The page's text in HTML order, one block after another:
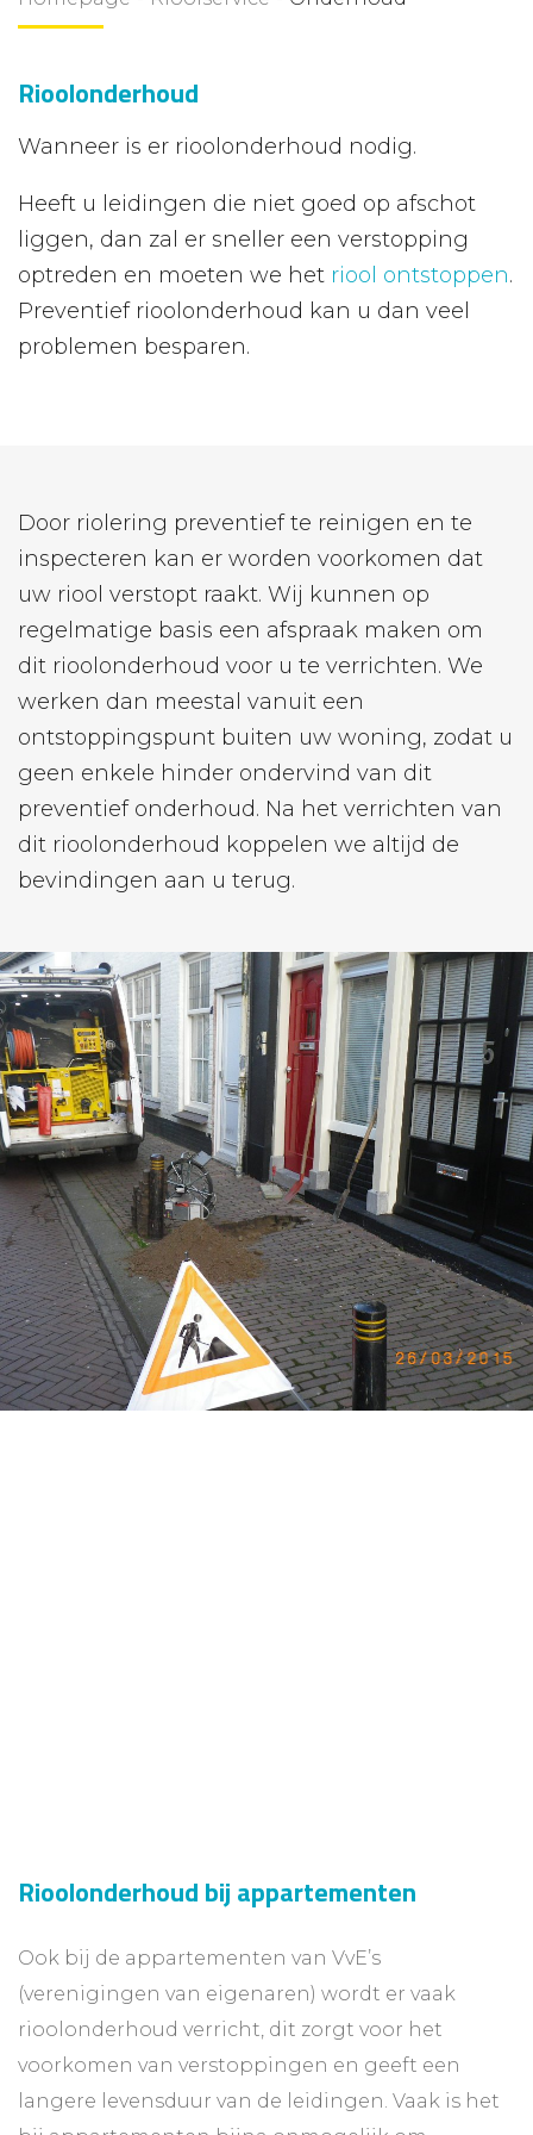
Rioolonderhoud
Wanneer is er rioolonderhoud nodig.
Heeft u leidingen die niet goed op afschot
liggen, dan zal er sneller een verstopping
optreden en moeten we het riool ontstoppen.
Preventief rioolonderhoud kan u dan veel
problemen besparen.
Door riolering preventief te reinigen en te
inspecteren kan er worden voorkomen dat
uw riool verstopt raakt. Wij kunnen op
regelmatige basis een afspraak maken om
dit rioolonderhoud voor u te verrichten. We
werken dan meestal vanuit een
ontstoppingspunt buiten uw woning, zodat u
geen enkele hinder ondervind van dit
preventief onderhoud. Na het verrichten van
dit rioolonderhoud koppelen we altijd de
bevindingen aan u terug.
Rioolonderhoud bij appartementen
Ook bij de appartementen van VvE’s
(verenigingen van eigenaren) wordt er vaak
rioolonderhoud verricht, dit zorgt voor het
voorkomen van verstoppingen en geeft een
langere levensduur van de leidingen. Vaak is het